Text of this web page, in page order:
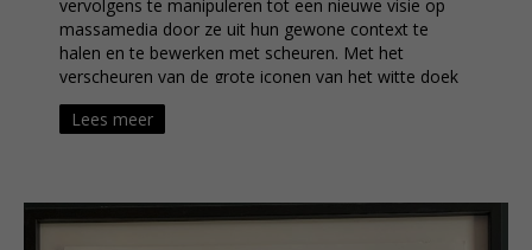
vervolgens te manipuleren tot een nieuwe visie op
massamedia door ze uit hun gewone context te
halen en te bewerken met scheuren. Met het
verscheuren van de grote iconen van het witte doek
ontrukt hij hen aan de collectieve verbeelding en met
dynamische geestdrift verdrijft hij de beelden uit het
Hayworth, Clark Gable, John Wayne krijgen een
Lees meer